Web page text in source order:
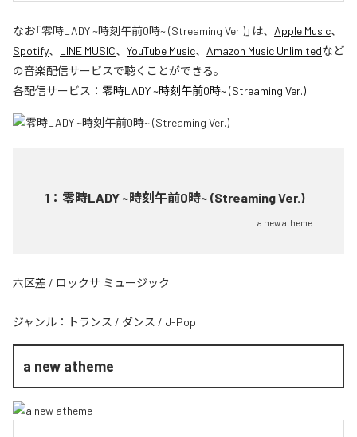
なお「零時LADY ~時刻午前0時~ (Streaming Ver.)」は、 Apple Music、
Spotify、 LINE MUSIC、 YouTube Music、 Amazon Music Unlimitedなど
の音楽配信サービスで聴くことができる。
各配信サービス： 零時LADY ~時刻午前0時~ (Streaming Ver.)
1 ： 零時LADY ~時刻午前0時~ (Streaming Ver.)
a new atheme
六区差 / ロックサ ミュージック
ジャンル： トランス / ダンス / J-Pop
a new atheme